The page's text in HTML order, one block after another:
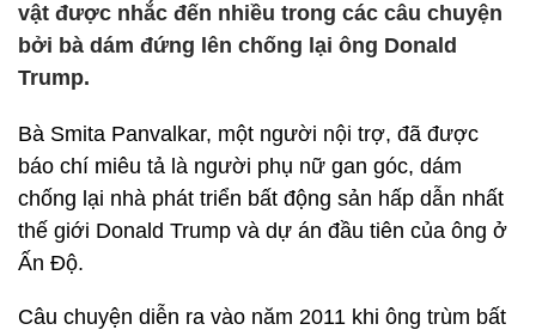
vật được nhắc đến nhiều trong các câu chuyện
bởi bà dám đứng lên chống lại ông Donald
Trump.
Bà Smita Panvalkar, một người nội trợ, đã được
báo chí miêu tả là người phụ nữ gan góc, dám
chống lại nhà phát triển bất động sản hấp dẫn nhất
thế giới Donald Trump và dự án đầu tiên của ông ở
Ấn Độ.
Câu chuyện diễn ra vào năm 2011 khi ông trùm bất